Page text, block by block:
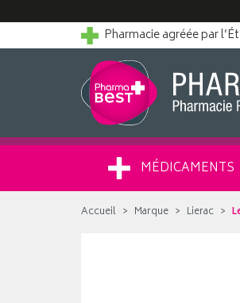
Pharmacie agréée par
MÉDICAMENTS
Accueil Marque Lierac